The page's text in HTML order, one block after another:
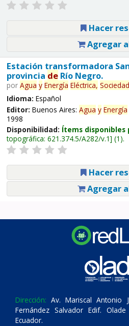
Hacer
Agregar
Estación transformadora
provincia deRío Negro.
por Agua y Energía Eléctrica, Sociedad
Idioma: Español
Editor: Buenos Aires: Agua y Energía
1998
Disponibilidad: Ítems disponibles
topográfica: 621.374.5/A282/v.1 (1).
Hacer
Agregar
Dirección: Av. Mariscal Antonio
Fernández Salvador Edif.
Ecuador.